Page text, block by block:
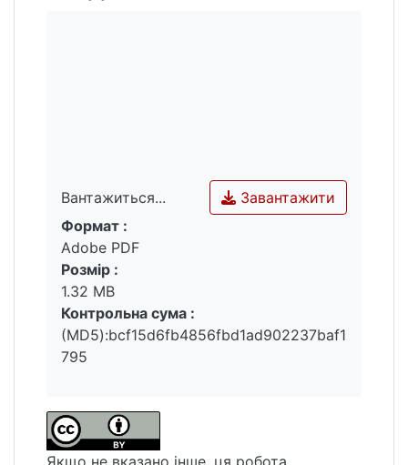
Вантажиться...
Вантажиться...
Завантажити
Формат :
Adobe PDF
Розмір :
1.32 MB
Контрольна сума :
(MD5):bcf15d6fb4856fbd1ad902237baf1
795